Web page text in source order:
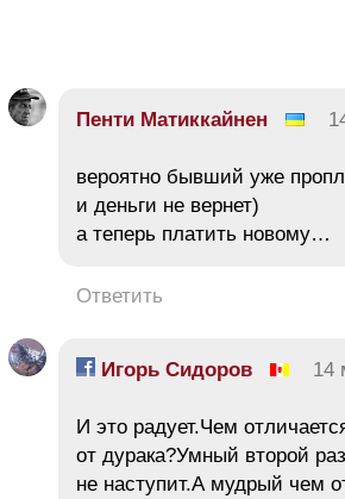
Пенти Матиккайнен
вероятно бывший уже
и деньги не вернет)
а теперь платить новому…
Ответить
Игорь Сидоров 14
И это радует.Чем
от дурака?Умный второй
не наступит.А мудрый чем